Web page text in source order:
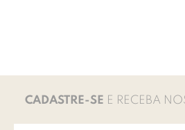
CADASTRE-SE E RECEBA